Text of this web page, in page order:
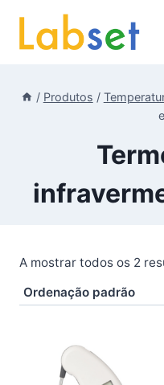
content
/ Produtos /
A mostrar todos os 2